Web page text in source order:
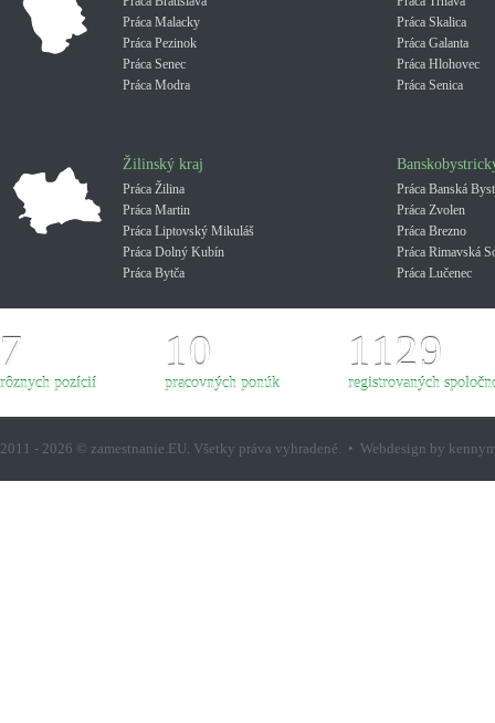
Práca Malacky
Práca Pezinok
Práca Senec
Práca Modra
Práca Skalica
Práca Galanta
Práca Hlohovec
Práca Senica
Žilinský kraj
Práca Žilina
Práca Martin
Práca Liptovský Mikuláš
Práca Dolný Kubín
Práca Bytča
Práca Banská
Práca Zvolen
Práca Brezno
Práca Rimavská
Práca Lučenec
7
rôznych pozícií
10
pracovných ponúk
1129
registrovaných
2011 - 2026 © zamestnanie.EU. Všetky práva vyhradené. • Webdesign by